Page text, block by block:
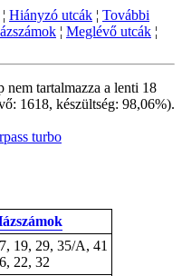
¦ Hiányzó utcák ¦ További
¦ Meglévő utcák ¦
nem tartalmazza a lenti 18
1618, készültség: 98,06%).
turbo
19, 29, 35/A, 41
22, 32